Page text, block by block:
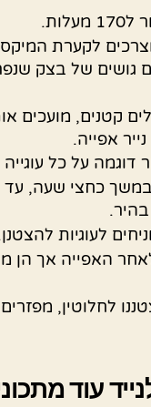
לקערת
גושים של בצק
קטנים, מועכים
אפייה.
דוגמה על כל
כחצי שעה, עד
לעוגיות
לאחר האפייה אך הן
לחלוטין,
עוד